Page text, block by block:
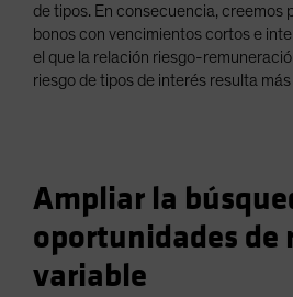
de tipos. En consecuencia, creemos
bonos con vencimientos cortos e
el que la relación riesgo-
riesgo de tipos de interés resulta
Ampliar la
oportunidades de
variable